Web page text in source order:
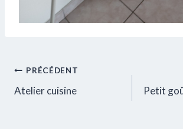
Navigation
de
PRÉCÉDENT
Atelier cuisine
Petit